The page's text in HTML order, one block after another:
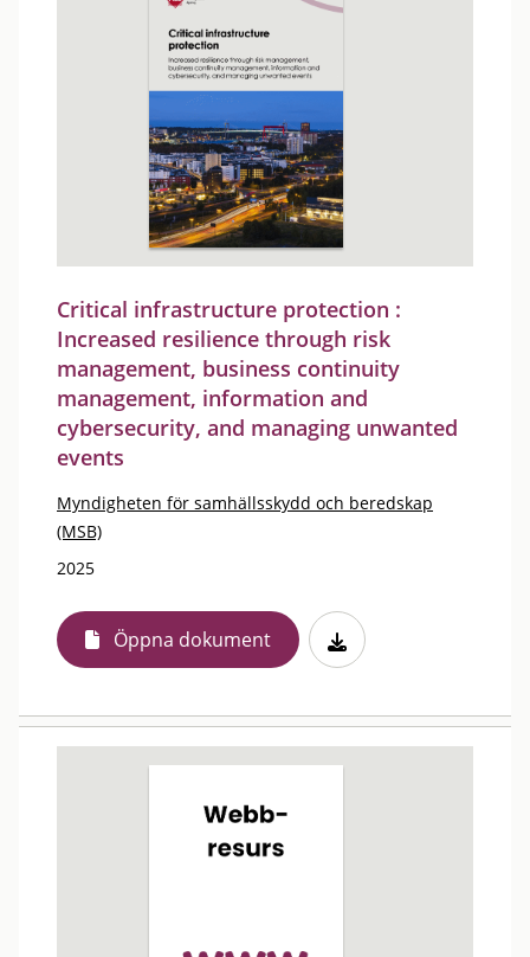
Critical infrastructure protection :
Increased resilience through risk
management, business continuity
management, information and
cybersecurity, and managing unwanted
events
Myndigheten för samhällsskydd och beredskap
(MSB)
2025
Öppna dokument